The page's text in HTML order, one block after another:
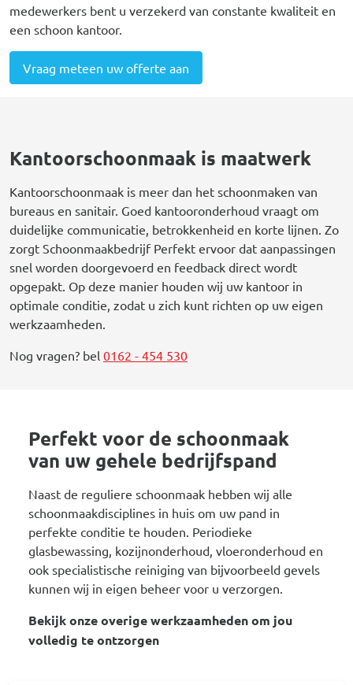
medewerkers bent u verzekerd van constante kwaliteit en
een schoon kantoor.
Vraag meteen uw offerte aan
Kantoorschoonmaak is maatwerk
Kantoorschoonmaak is meer dan het schoonmaken van
bureaus en sanitair. Goed kantooronderhoud vraagt om
duidelijke communicatie, betrokkenheid en korte lijnen. Zo
zorgt Schoonmaakbedrijf Perfekt ervoor dat aanpassingen
snel worden doorgevoerd en feedback direct wordt
opgepakt. Op deze manier houden wij uw kantoor in
optimale conditie, zodat u zich kunt richten op uw eigen
werkzaamheden.
Nog vragen? bel 0162 - 454 530
Perfekt voor de schoonmaak
van uw gehele bedrijfspand
Naast de reguliere schoonmaak hebben wij alle
schoonmaakdisciplines in huis om uw pand in
perfekte conditie te houden. Periodieke
glasbewassing, kozijnonderhoud, vloeronderhoud en
ook specialistische reiniging van bijvoorbeeld gevels
kunnen wij in eigen beheer voor u verzorgen.
Bekijk onze overige werkzaamheden om jou
volledig te ontzorgen